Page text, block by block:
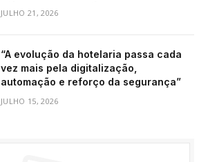
JULHO 21, 2026
“A evolução da hotelaria passa cada
vez mais pela digitalização,
automação e reforço da segurança”
JULHO 15, 2026